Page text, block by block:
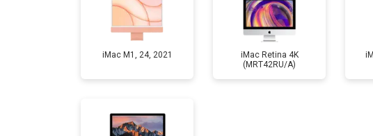
Замена матрицы
Профилактическая чистка
Замена жесткого диска HDD/SSD
iMac M1, 24, 2021
iMac Retina 4K
(MRT42RU/A)